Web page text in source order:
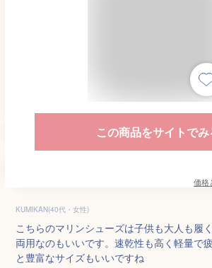
この商品をサイトでみ
価格
KUMIKAN(40代・女性)
こちらのマリンシューズは子供も大人も履
両用なのもいいです。速乾性も高く軽量で
と豊富なサイズもいいですね